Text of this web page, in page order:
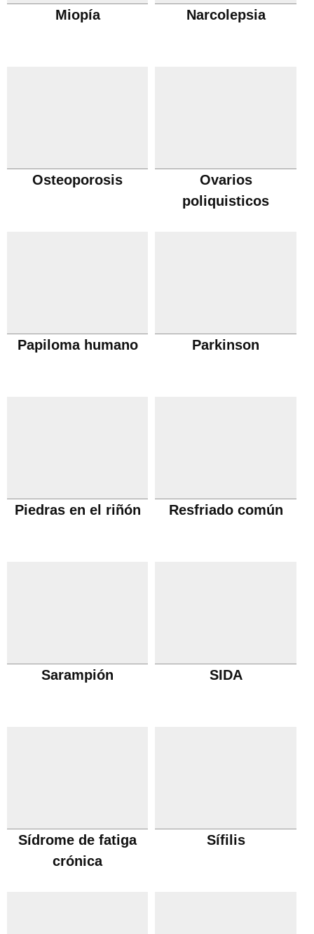
Miopía Narcolepsia
Osteoporosis
Ovarios
poliquisticos
Papiloma humano Parkinson
Piedras en el riñón Resfriado común
Sarampión SIDA
Sídrome de fatiga
crónica
Sífilis